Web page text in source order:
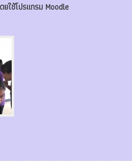
ยใช้โปรแกรม Moodle